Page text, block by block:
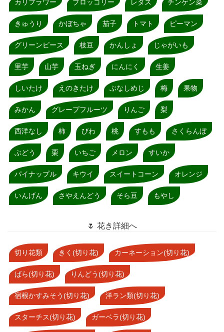
カリフラワー ブロッコリー レタス チンゲン菜
きゅうり かぼちゃ 茄子 トマト ピーマン
グリーンピース 枝豆 かんしょ じゃがいも
里芋 山芋 玉ねぎ にんにく 生姜
しいたけ えのきたけ ぶなしめじ 梅 果物
みかん グレープフルーツ りんご 梨
西洋なし 柿 びわ 桃 すもも さくらんぼ
ぶどう 栗 いちご メロン すいか
パイナップル キウイ スイートコーン オレンジ
いんげん さやえんどう そら豆 もやし
🌷 花き詳細へ
切り花類 きく(切り花) カーネーション(切り花)
ばら(切り花) りんどう(切り花)
宿根かすみそう(切り花) 洋ラン類(切り花)
スターチス(切り花) ガーベラ(切り花)